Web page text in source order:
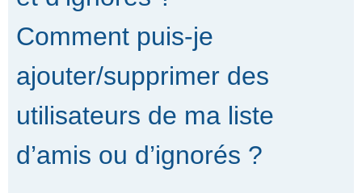
Comment puis-je
ajouter/supprimer des
utilisateurs de ma liste
d’amis ou d’ignorés ?